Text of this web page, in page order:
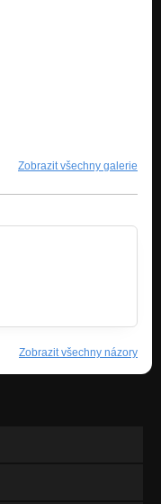
Zobrazit všechny galerie
Zobrazit všechny názory